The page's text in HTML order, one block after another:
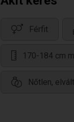
Férfit
170-184 cm
Nőtlen,